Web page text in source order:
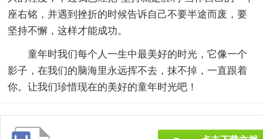
座右铭，并遇到挫折的时候告诉自己不要半途而废，要
坚持不懈，这样才能成功。
童年时我们每个人一生中最美好的时光，它像一个
影子，在我们的脑海里永远挥不去，抹不掉，一直跟着
你。让我们珍惜现在的美好的童年时光吧！